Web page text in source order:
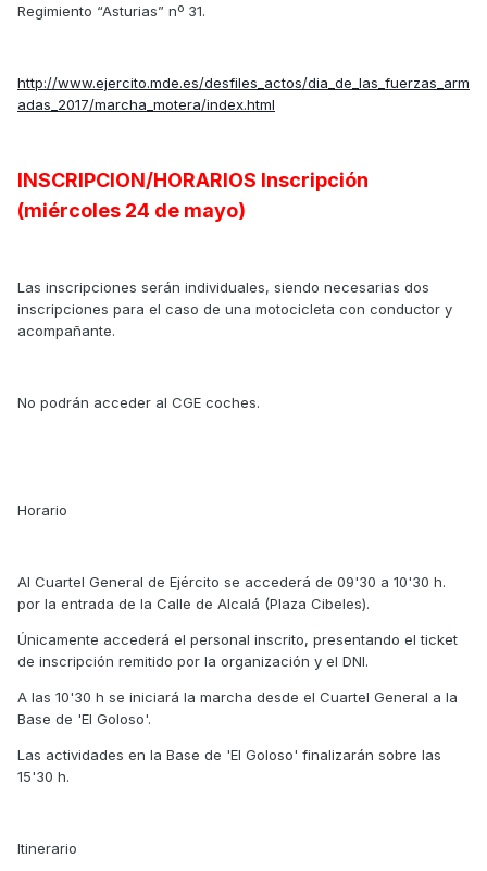
Regimiento “Asturias” nº 31.
http://www.ejercito.mde.es/desfiles_actos/dia_de_las_fuerzas_arm
adas_2017/marcha_motera/index.html
INSCRIPCION/HORARIOS Inscripción
(miércoles 24 de mayo)
Las inscripciones serán individuales, siendo necesarias dos
inscripciones para el caso de una motocicleta con conductor y
acompañante.
No podrán acceder al CGE coches.
Horario
Al Cuartel General de Ejército se accederá de 09'30 a 10'30 h.
por la entrada de la Calle de Alcalá (Plaza Cibeles).
Únicamente accederá el personal inscrito, presentando el ticket
de inscripción remitido por la organización y el DNI.
A las 10'30 h se iniciará la marcha desde el Cuartel General a la
Base de 'El Goloso'.
Las actividades en la Base de 'El Goloso' finalizarán sobre las
15'30 h.
Itinerario